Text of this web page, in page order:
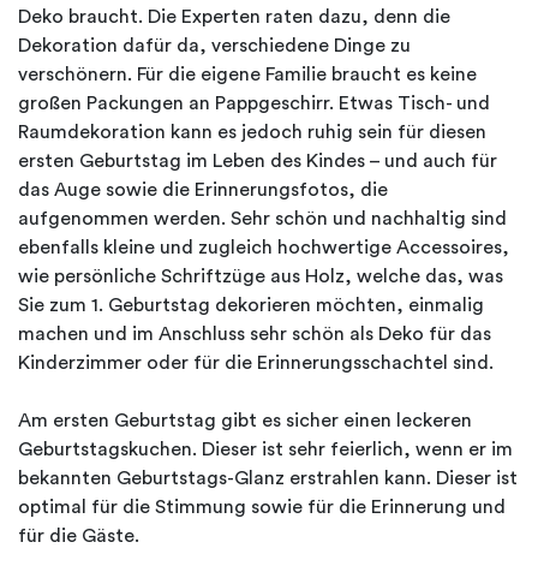
Deko braucht. Die Experten raten dazu, denn die
Dekoration dafür da, verschiedene Dinge zu
verschönern. Für die eigene Familie braucht es keine
großen Packungen an Pappgeschirr. Etwas Tisch- und
Raumdekoration kann es jedoch ruhig sein für diesen
ersten Geburtstag im Leben des Kindes – und auch für
das Auge sowie die Erinnerungsfotos, die
aufgenommen werden. Sehr schön und nachhaltig sind
ebenfalls kleine und zugleich hochwertige Accessoires,
wie persönliche Schriftzüge aus Holz, welche das, was
Sie zum 1. Geburtstag dekorieren möchten, einmalig
machen und im Anschluss sehr schön als Deko für das
Kinderzimmer oder für die Erinnerungsschachtel sind.
Am ersten Geburtstag gibt es sicher einen leckeren
Geburtstagskuchen. Dieser ist sehr feierlich, wenn er im
bekannten Geburtstags-Glanz erstrahlen kann. Dieser ist
optimal für die Stimmung sowie für die Erinnerung und
für die Gäste.